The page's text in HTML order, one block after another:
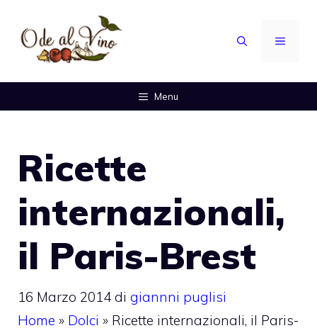
contenuto
MENU
Menu
Ricette
internazionali,
il Paris-Brest
16 Marzo 2014 di giannni puglisi
Home » Dolci » Ricette internazionali, il Paris-